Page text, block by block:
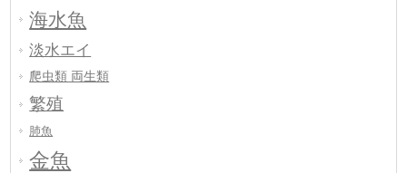
海水魚
淡水エイ
爬虫類 両生類
繁殖
肺魚
金魚